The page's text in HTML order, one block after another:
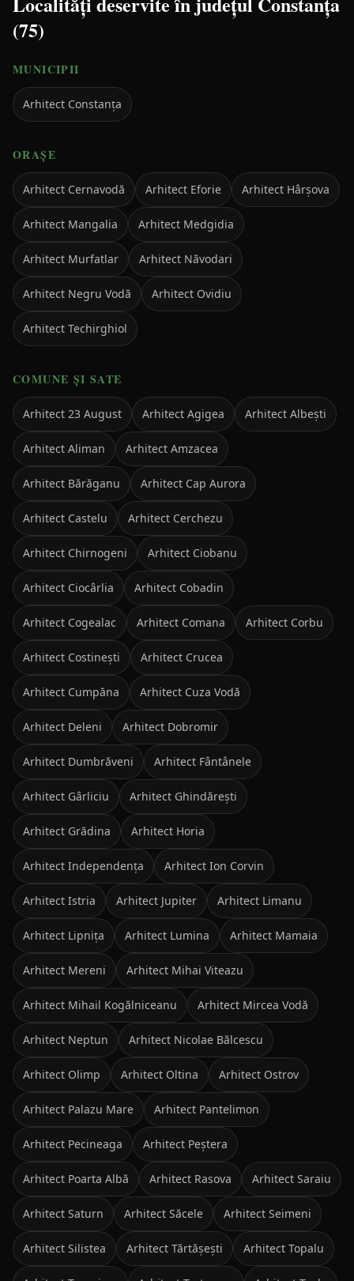
(75)
MUNICIPII
Arhitect Constanța
ORAȘE
Arhitect Cernavodă Arhitect Eforie Arhitect Hârșova
Arhitect Mangalia Arhitect Medgidia
Arhitect Murfatlar Arhitect Năvodari
Arhitect Negru Vodă Arhitect Ovidiu
Arhitect Techirghiol
COMUNE ȘI SATE
Arhitect 23 August Arhitect Agigea Arhitect Albești
Arhitect Aliman Arhitect Amzacea
Arhitect Bărăganu Arhitect Cap Aurora
Arhitect Castelu Arhitect Cerchezu
Arhitect Chirnogeni Arhitect Ciobanu
Arhitect Ciocârlia Arhitect Cobadin
Arhitect Cogealac Arhitect Comana Arhitect Corbu
Arhitect Costinești Arhitect Crucea
Arhitect Cumpăna Arhitect Cuza Vodă
Arhitect Deleni Arhitect Dobromir
Arhitect Dumbrăveni Arhitect Fântânele
Arhitect Gârliciu Arhitect Ghindărești
Arhitect Grădina Arhitect Horia
Arhitect Independența Arhitect Ion Corvin
Arhitect Istria Arhitect Jupiter Arhitect Limanu
Arhitect Lipnița Arhitect Lumina Arhitect Mamaia
Arhitect Mereni Arhitect Mihai Viteazu
Arhitect Mihail Kogălniceanu Arhitect Mircea Vodă
Arhitect Neptun Arhitect Nicolae Bălcescu
Arhitect Olimp Arhitect Oltina Arhitect Ostrov
Arhitect Palazu Mare Arhitect Pantelimon
Arhitect Pecineaga Arhitect Peștera
Arhitect Poarta Albă Arhitect Rasova Arhitect Saraiu
Arhitect Saturn Arhitect Săcele Arhitect Seimeni
Arhitect Silistea Arhitect Tărtășești Arhitect Topalu